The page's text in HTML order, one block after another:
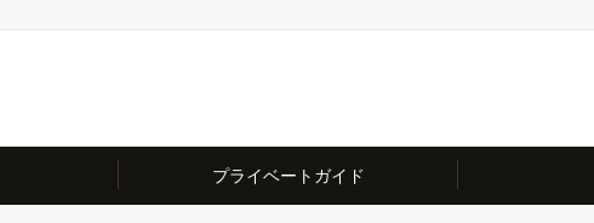
プライベートガイド